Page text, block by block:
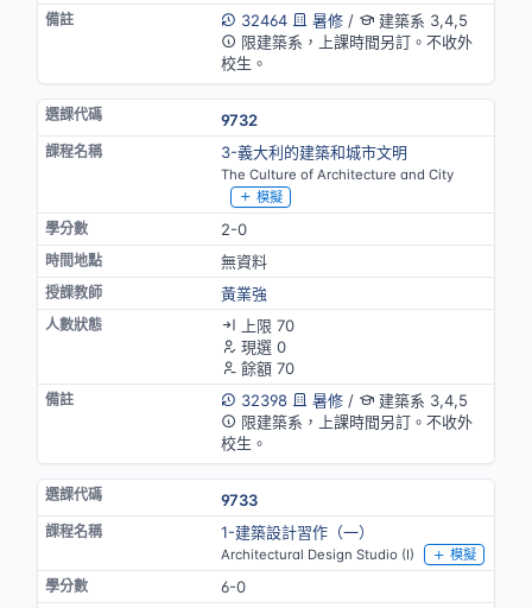
32464
暑修/
建築系 3,4,5
限建築系，上課時間另訂。不收外
校生。
9732
3-義大利的建築和城市文明
The Culture of Architecture and City
模擬
2-0
無資料
黃業強
上限 70
現選 0
餘額 70
32398
暑修/
建築系 3,4,5
限建築系，上課時間另訂。不收外
校生。
9733
1-建築設計習作（一）
Architectural Design Studio (I) 模擬
6-0